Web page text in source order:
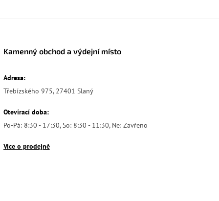
Kamenný obchod a výdejní místo
Adresa:
Třebízského 975, 27401 Slaný
Otevírací doba:
Po-Pá: 8:30 - 17:30, So: 8:30 - 11:30, Ne: Zavřeno
Více o prodejně